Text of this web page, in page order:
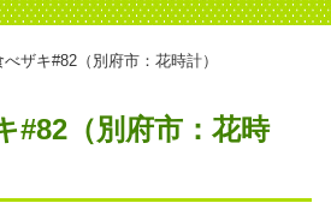
ザキ#82（別府市：花時計）
#82（別府市：花時